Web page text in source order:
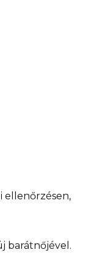
ellenőrzésen,
barátnőjével.